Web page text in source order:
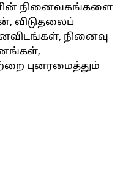
நினைவகங்களை
விடுதலைப்
நினைவு
புனரமைத்தும்